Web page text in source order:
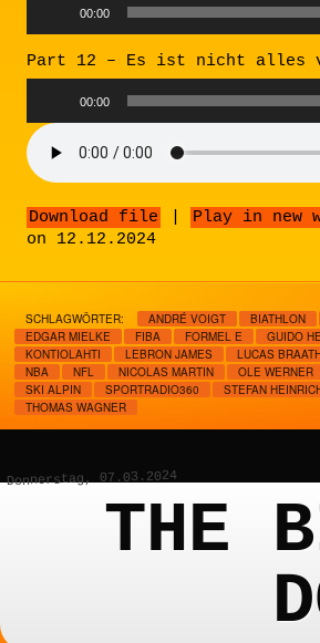
Audio
Player
00:00
Part 12 – Es ist nicht alles
Audio
Player
00:00
Download file Play in new
on 12.12.2024
SCHLAGWÖRTER: ANDRÉ VOIGT BIATHLON
EDGAR MIELKE
FIBA FORMEL E GUIDO
KONTIOLAHTI
LEBRON JAMES LUCAS
NBA
NFL NICOLAS MARTIN OLE WERNER
SKI ALPIN
SPORTRADIO360 STEFAN
THOMAS WAGNER
Donnerstag, 07.03.2024
THE